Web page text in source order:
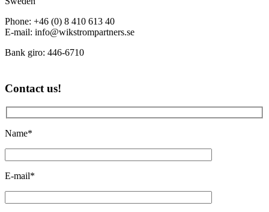
Phone: +46 (0) 8 410 613 40
E-mail: info@wikstrompartners.se
Bank giro: 446-6710
Contact us!
Name*
E-mail*